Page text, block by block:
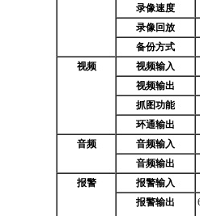
录像速度
录像回放
备份方式
视频
视频输入
视频输出
抓图功能
环通输出
音频
音频输入
音频输出
报警
报警输入
报警输出